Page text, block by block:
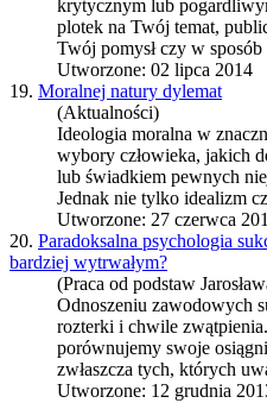
krytycznym lub
plotek na Twój temat,
Twój pomysł czy w sposób
Utworzone: 02 lipca 2014
19. Moralnej natury dylemat
(Aktualności)
Ideologia moralna w
wybory człowieka, jakich
lub świadkiem pewnych
Jednak nie tylko idealizm
Utworzone: 27 czerwca
20. Paradoksalna psychologia
bardziej wytrwałym?
(Praca od podstaw
Odnoszeniu zawodowych
rozterki i chwile
porównujemy swoje
zwłaszcza tych, których
Utworzone: 12 grudnia